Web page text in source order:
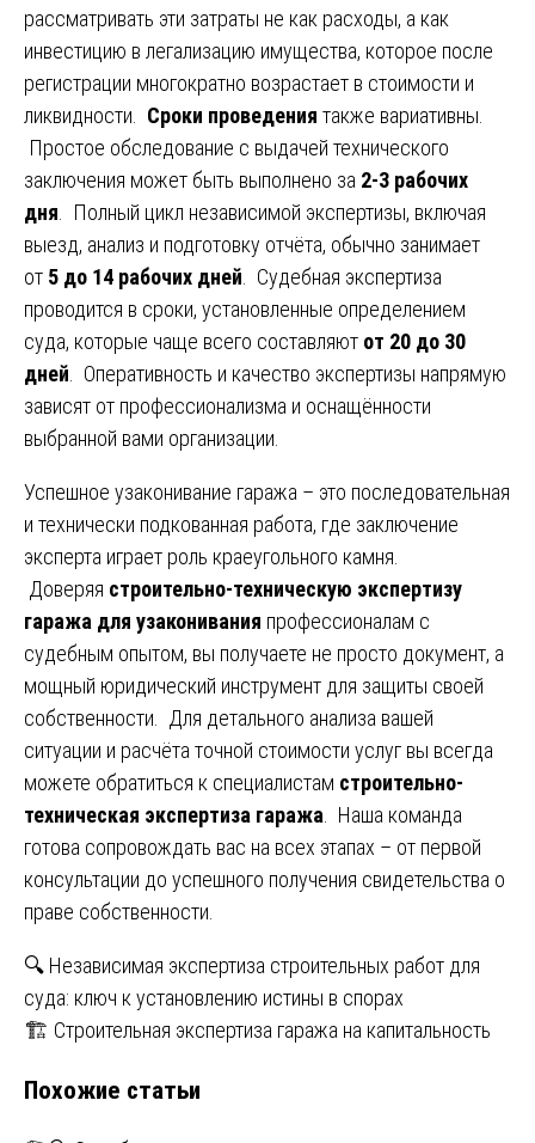
рассматривать эти затраты не как расходы, а как
инвестицию в легализацию имущества, которое после
регистрации многократно возрастает в стоимости и
ликвидности. Сроки проведения также вариативны.
Простое обследование с выдачей технического
заключения может быть выполнено за 2-3 рабочих
дня . Полный цикл независимой экспертизы, включая
выезд, анализ и подготовку отчёта, обычно занимает
от 5 до 14 рабочих дней . Судебная экспертиза
проводится в сроки, установленные определением
суда, которые чаще всего составляют от 20 до 30
дней . Оперативность и качество экспертизы напрямую
зависят от профессионализма и оснащённости
выбранной вами организации.
Успешное узаконивание гаража – это последовательная
и технически подкованная работа, где заключение
эксперта играет роль краеугольного камня.
Доверяя строительно-техническую экспертизу
гаража для узаконивания профессионалам с
судебным опытом, вы получаете не просто документ, а
мощный юридический инструмент для защиты своей
собственности. Для детального анализа вашей
ситуации и расчёта точной стоимости услуг вы всегда
можете обратиться к специалистам строительно-
техническая экспертиза гаража . Наша команда
готова сопровождать вас на всех этапах – от первой
консультации до успешного получения свидетельства о
праве собственности.
Навигация
по
🔍 Независимая экспертиза строительных работ для
суда: ключ к установлению истины в спорах
🏗️ Строительная экспертиза гаража на капитальность
Похожие статьи